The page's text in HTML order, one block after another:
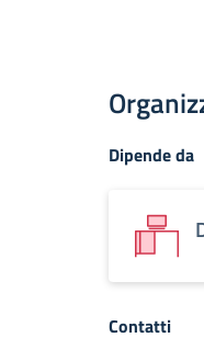
Dipende da
Contatti